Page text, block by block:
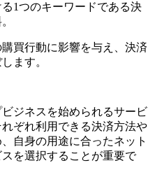
1つのキーワードである決
買行動に影響を与え、決済
ます。
ジネスを始められるサービ
ぞれ利用できる決済方法や
自身の用途に合ったネット
を選択することが重要で